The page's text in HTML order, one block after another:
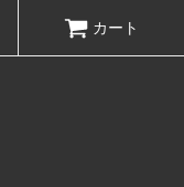
カート